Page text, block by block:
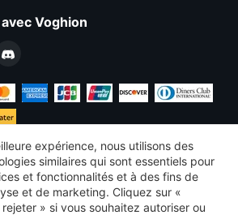
Voghion
EUR France
expérience, nous utilisons des
similaires qui sont essentiels pour
et fonctionnalités et à des fins de
et de marketing. Cliquez sur «
» si vous souhaitez autoriser ou